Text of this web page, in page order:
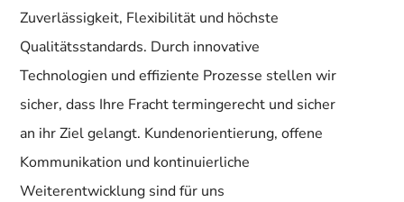
Zuverlässigkeit, Flexibilität und höchste
Qualitätsstandards. Durch innovative
Technologien und effiziente Prozesse stellen wir
sicher, dass Ihre Fracht termingerecht und sicher
an ihr Ziel gelangt. Kundenorientierung, offene
Kommunikation und kontinuierliche
Weiterentwicklung sind für uns